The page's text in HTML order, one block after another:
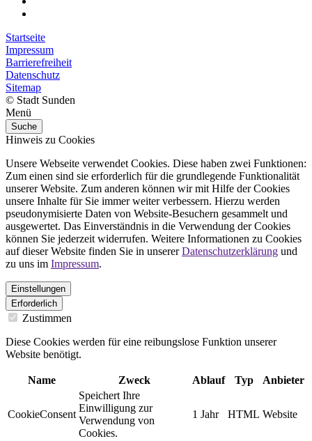
Startseite
Impressum
Barrierefreiheit
Datenschutz
Sitemap
© Stadt Sunden
Menü
Suche
Hinweis zu Cookies
Unsere Webseite verwendet Cookies. Diese haben zwei Funktionen:
Zum einen sind sie erforderlich für die grundlegende Funktionalität
unserer Website. Zum anderen können wir mit Hilfe der Cookies
unsere Inhalte für Sie immer weiter verbessern. Hierzu werden
pseudonymisierte Daten von Website-Besuchern gesammelt und
ausgewertet. Das Einverständnis in die Verwendung der Cookies
können Sie jederzeit widerrufen. Weitere Informationen zu Cookies
auf dieser Website finden Sie in unsererDatenschutzerklärung und
zu uns im Impressum.
Einstellungen
Erforderlich
Zustimmen
Diese Cookies werden für eine reibungslose Funktion unserer
Website benötigt.
Name Zweck Ablauf Typ Anbieter
CookieConsent
Speichert Ihre
Einwilligung zur
Verwendung von
Cookies.
1 Jahr HTML Website